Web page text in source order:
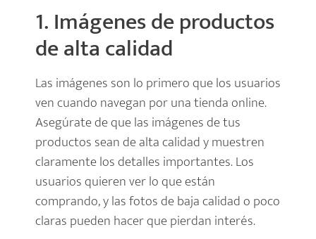
1. Imágenes de productos
de alta calidad
Las imágenes son lo primero que los usuarios
ven cuando navegan por una tienda online.
Asegúrate de que las imágenes de tus
productos sean de alta calidad y muestren
claramente los detalles importantes. Los
usuarios quieren ver lo que están
comprando, y las fotos de baja calidad o poco
claras pueden hacer que pierdan interés.